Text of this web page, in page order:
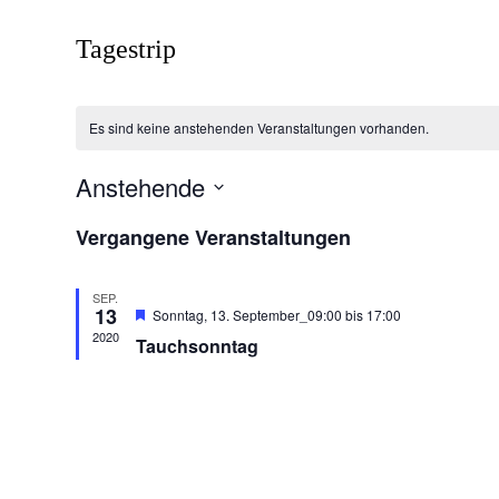
Tagestrip
Es sind keine anstehenden Veranstaltungen vorhanden.
Anstehende
wählen.
Vergangene Veranstaltungen
SEP.
13
2020
Hervorgehoben
Sonntag, 13. September_09:00 bis 17:00
Tauchsonntag